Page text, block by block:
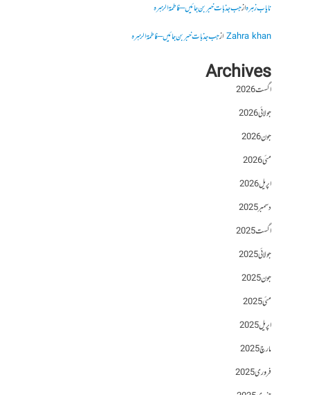
نایاب زہرہازجب جذبات خبر بن جائیں – فاطمۃالزہرہ
Zahra khanازجب جذبات خبر بن جائیں – فاطمۃالزہرہ
Archives
اگست 2026
جولائی 2026
جون 2026
مئی 2026
اپریل 2026
دسمبر 2025
اگست 2025
جولائی 2025
جون 2025
مئی 2025
اپریل 2025
مارچ 2025
فروری 2025